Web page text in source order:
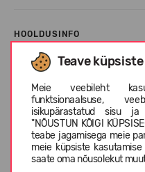
Teave
Meie veebileht
funktsionaalsuse,
isikupärastatud sisu ja
"NÕUSTUN KÕIGI
teabe jagamisega meie
meie küpsiste
saate oma nõusolekut
HOOLDUSINFO
INFORMATSIOON KOHTA
KLIENTIDE ARVUSTUSED (0)